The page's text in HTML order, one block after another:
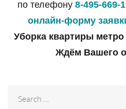
по телефону 8-495-669-
онлайн-форму
Уборка квартиры
Ждём Вашего